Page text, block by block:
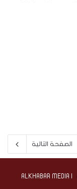
الصفحة التالية
© حقوق النشر 2026، جميع الحقوق محفوظة | ALKHABAR MEDIA